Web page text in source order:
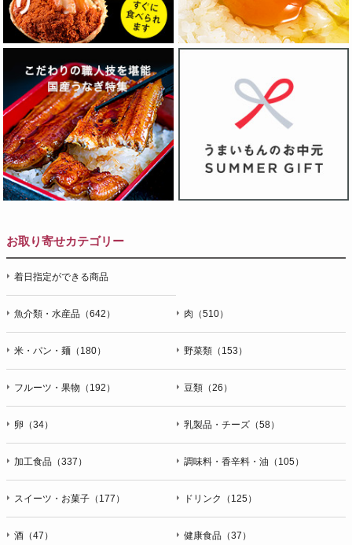
お取り寄せカテゴリー
着日指定ができる商品
魚介類・水産品（642） 肉（510）
米・パン・麺（180） 野菜類（153）
フルーツ・果物（192） 豆類（26）
卵（34） 乳製品・チーズ（58）
加工食品（337） 調味料・香辛料・油（105）
スイーツ・お菓子（177） ドリンク（125）
酒（47） 健康食品（37）